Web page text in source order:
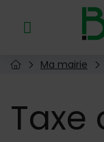
Menu de raccourcis
Page d'accueil du
Ma mairie
Taxe